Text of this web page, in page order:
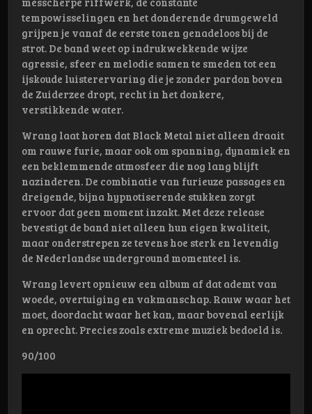
tempowisselingen en het donderende drumgeweld
grijpen je vanaf de eerste tonen genadeloos bij de
strot. De band weet op indrukwekkende wijze
agressie, sfeer en melodie samen te smeden tot een
ijskoude luisterervaring die je zonder pardon boven
de Zuiderzee dropt, recht in het donkere,
verstikkende water.
Wrang laat horen dat Black Metal niet alleen draait
om rauwe furie, maar ook om spanning, dynamiek en
een beklemmende atmosfeer die nog lang blijft
nazinderen. De combinatie van furieuze passages en
dreigende, bijna hypnotiserende stukken zorgt
ervoor dat geen moment inzakt. Met deze release
bevestigt de band niet alleen hun eigen kwaliteit,
maar onderstrepen ze tevens hoe sterk en levendig
de Nederlandse underground momenteel is.
Wrang levert opnieuw een album af dat ademt van
woede, overtuiging en vakmanschap. Rauw waar het
moet, doordacht waar het kan, maar bovenal eerlijk
en oprecht. Precies zoals extreme muziek bedoeld is.
90/100